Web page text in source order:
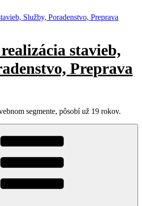
stavieb,
Preprava
segmente, pôsobí už 19 rokov.